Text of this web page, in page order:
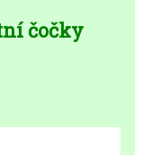
čočky